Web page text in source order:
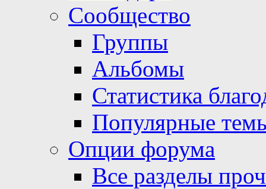
Сообщество
Группы
Альбомы
Статистика
Популярные
Опции форума
Все разделы